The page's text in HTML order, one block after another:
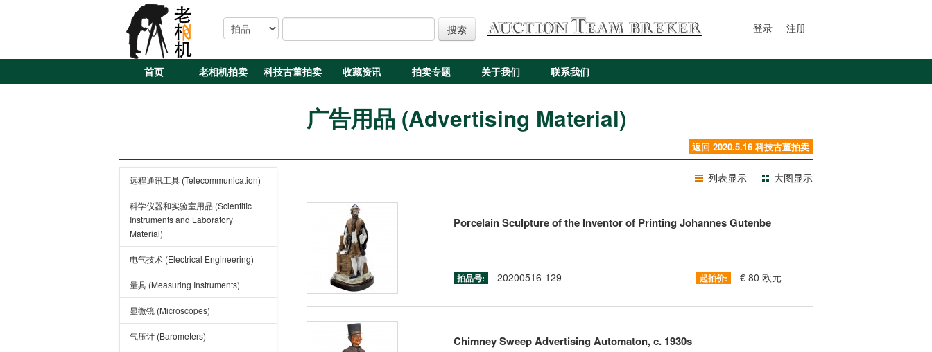
搜索 登录 注册
首页 老相机拍卖 科技古董拍卖 收藏资讯 拍卖专题 关于我们 联系我们
广告用品 (Advertising Material)
返回 2020.5.16 科技古董拍卖
远程通讯工具 (Telecommunication)
科学仪器和实验室用品 (Scientific
Instruments and Laboratory
Material)
电气技术 (Electrical Engineering)
量具 (Measuring Instruments)
显微镜 (Microscopes)
气压计 (Barometers)
列表显示 大图显示
Porcelain Sculpture of the Inventor of Printing Johannes Gutenbe
拍品号: 20200516-129 起拍价: € 80 欧元
Chimney Sweep Advertising Automaton, c. 1930s